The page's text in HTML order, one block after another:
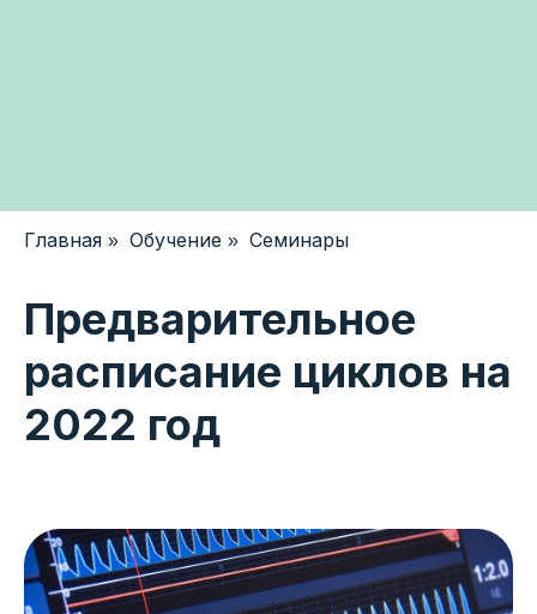
Главная » Обучение » Семинары
Предварительное
расписание циклов на
2022 год